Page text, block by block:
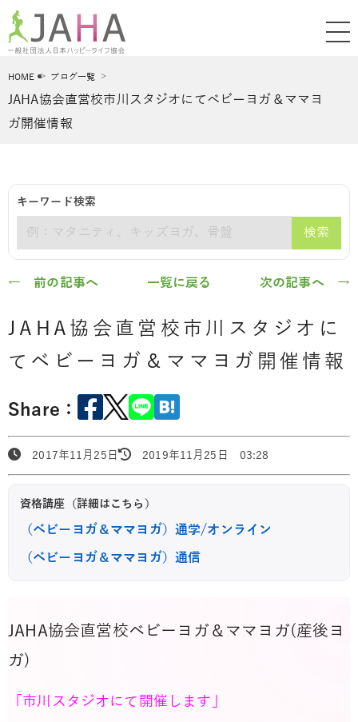
HOME ブログ一覧
JAHA協会直営校市川スタジオにてベビーヨガ＆ママヨ
ガ開催情報
キーワード検索
検索
← 前の記事へ 一覧に戻る 次の記事へ →
JAHA協会直営校市川スタジオに
てベビーヨガ＆ママヨガ開催情報
Share：
2017年11月25日 2019年11月25日 03:28
資格講座（詳細はこちら）
（ベビーヨガ＆ママヨガ）通学/オンライン
（ベビーヨガ＆ママヨガ）通信
JAHA協会直営校ベビーヨガ＆ママヨガ(産後ヨ
ガ)
「市川スタジオにて開催します」